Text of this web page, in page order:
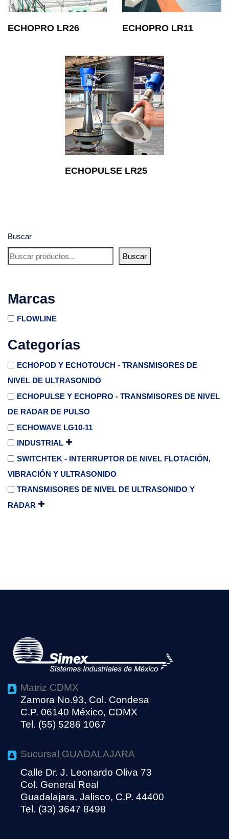
Buscar
Buscar
Marcas
FLOWLINE
Categorías
ECHOPOD Y ECHOTOUCH - TRANSMISORES DE
NIVEL DE ULTRASONIDO
ECHOPULSE Y ECHOPRO - TRANSMISORES DE NIVEL
DE RADAR DE PULSO
ECHOWAVE LG10-11
INDUSTRIAL
SWITCHTEK - INTERRUPTOR DE NIVEL FLOTACIÓN,
VIBRACIÓN Y ULTRASONIDO
TRANSMISORES DE NIVEL DE ULTRASONIDO Y
RADAR
ECHOPRO LR26 ECHOPRO LR11
ECHOPULSE LR25
Matriz CDMX
Zamora No.93, Col. Condesa
C.P. 06140 México, CDMX
Tel. (55) 5286 1067
Sucursal GUADALAJARA
Calle Dr. J. Leonardo Oliva 73
Col. General Real
Guadalajara, Jalisco, C.P. 44400
Tel. (33) 3647 8498